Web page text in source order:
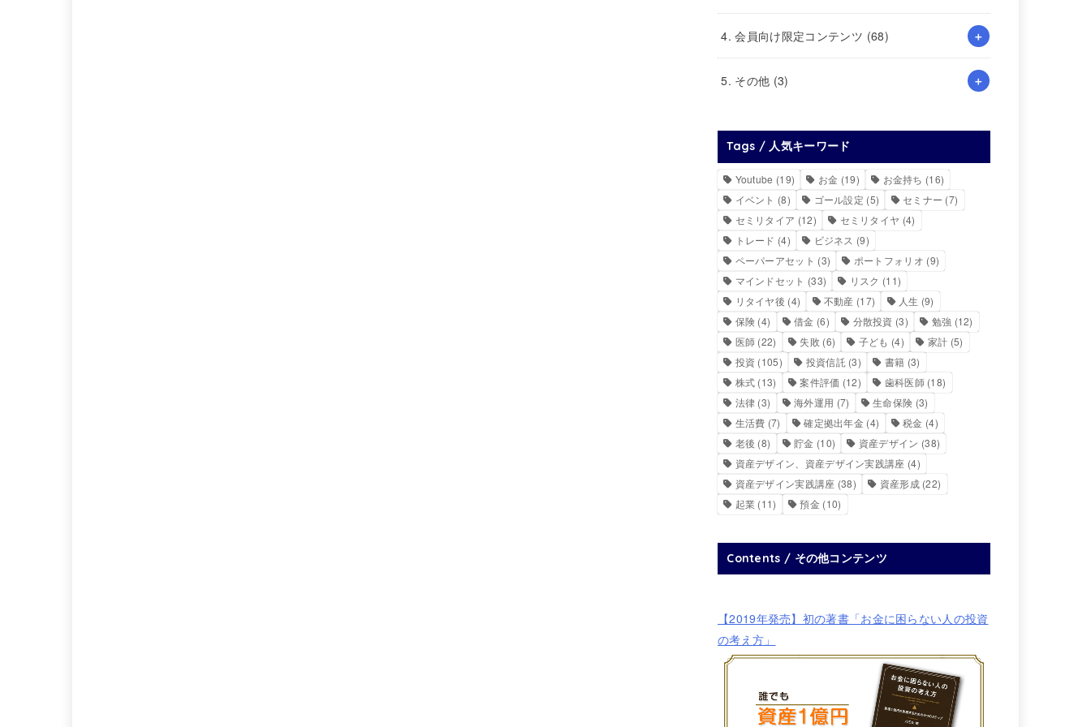
4. 会員向け限定コンテンツ (68)
5. その他 (3)
Tags / 人気キーワード
Youtube (19) お金 (19) お金持ち (16)
イベント (8) ゴール設定 (5) セミナー (7)
セミリタイア (12) セミリタイヤ (4)
トレード (4) ビジネス (9)
ペーパーアセット (3) ポートフォリオ (9)
マインドセット (33) リスク (11)
リタイヤ後 (4) 不動産 (17) 人生 (9)
保険 (4) 借金 (6) 分散投資 (3) 勉強 (12)
医師 (22) 失敗 (6) 子ども (4) 家計 (5)
投資 (105) 投資信託 (3) 書籍 (3)
株式 (13) 案件評価 (12) 歯科医師(18)
法律 (3) 海外運用 (7) 生命保険 (3)
生活費 (7) 確定拠出年金 (4) 税金 (4)
老後 (8) 貯金 (10) 資産デザイン (38)
資産デザイン、資産デザイン実践講座 (4)
資産デザイン実践講座 (38) 資産形成(22)
起業 (11) 預金 (10)
Contents / その他コンテンツ
【2019年発売】初の著書「お金に困らない人の投資
の考え方」